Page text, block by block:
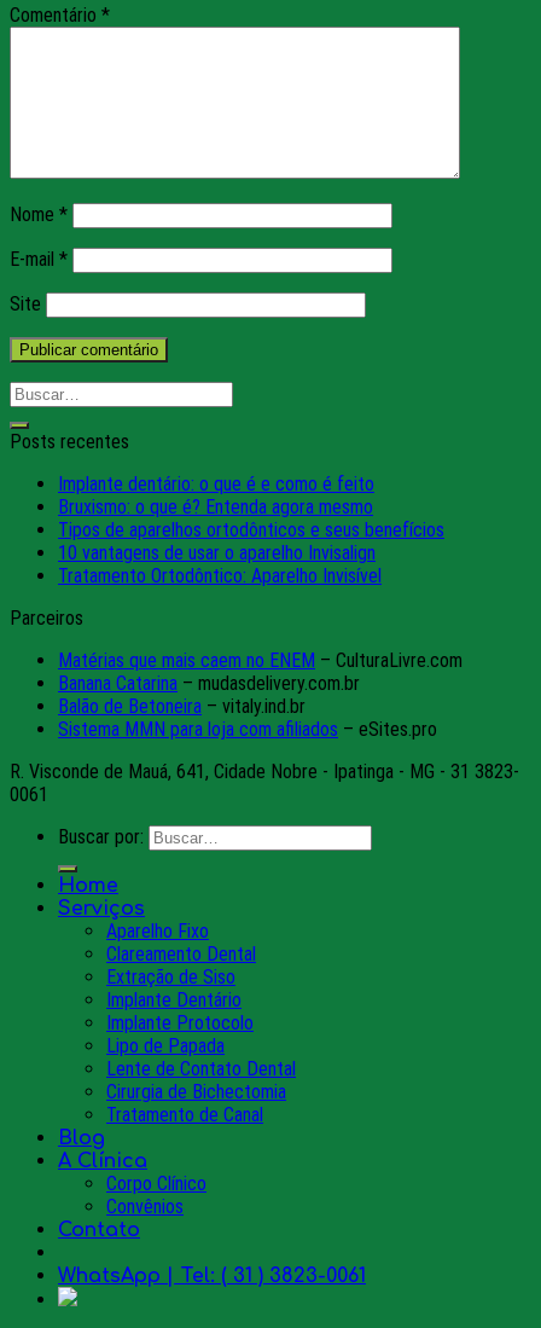
Comentário *
Nome *
E-mail *
Site
Posts recentes
Implante dentário: o que é e como é feito
Bruxismo: o que é? Entenda agora mesmo
Tipos de aparelhos ortodônticos e seus benefícios
10 vantagens de usar o aparelho Invisalign
Tratamento Ortodôntico: Aparelho Invisível
Parceiros
Matérias que mais caem no ENEM – CulturaLivre.com
Banana Catarina – mudasdelivery.com.br
Balão de Betoneira – vitaly.ind.br
Sistema MMN para loja com afiliados – eSites.pro
R. Visconde de Mauá, 641, Cidade Nobre - Ipatinga - MG - 31 3823-
0061
Buscar por:
Home
Serviços
Aparelho Fixo
Clareamento Dental
Extração de Siso
Implante Dentário
Implante Protocolo
Lipo de Papada
Lente de Contato Dental
Cirurgia de Bichectomia
Tratamento de Canal
Blog
A Clínica
Corpo Clínico
Convênios
Contato
WhatsApp | Tel: ( 31 ) 3823-0061